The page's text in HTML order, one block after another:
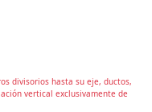
divisorios hasta su eje, ductos,
vertical exclusivamente de